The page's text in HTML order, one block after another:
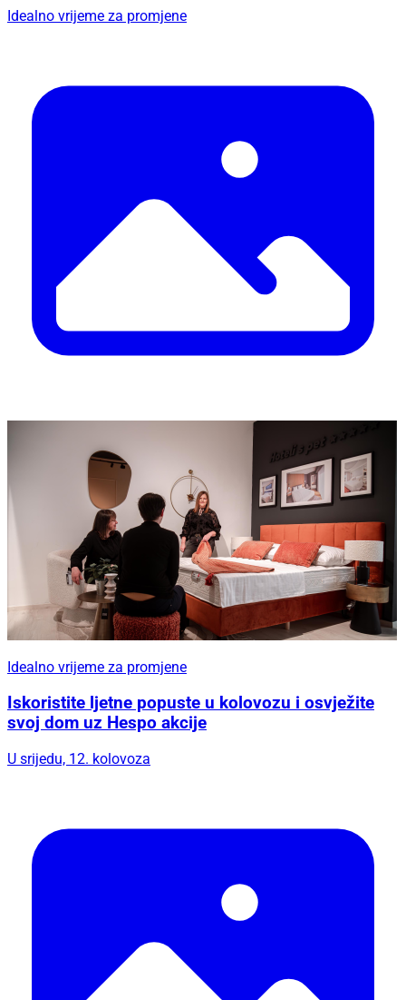
Idealno vrijeme za promjene
Idealno vrijeme za promjene
Iskoristite ljetne popuste u kolovozu i osvježite
svoj dom uz Hespo akcije
U srijedu, 12. kolovoza